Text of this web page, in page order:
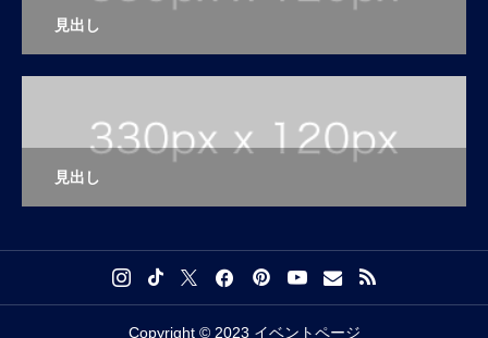
見出し
見出し
Copyright © 2023 イベントページ